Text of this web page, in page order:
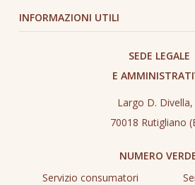
INFORMAZIONI UTILI
SEDE LEGALE
E
Largo D. Divella,
70018 Rutigliano
NUMERO
Servizio consumatori